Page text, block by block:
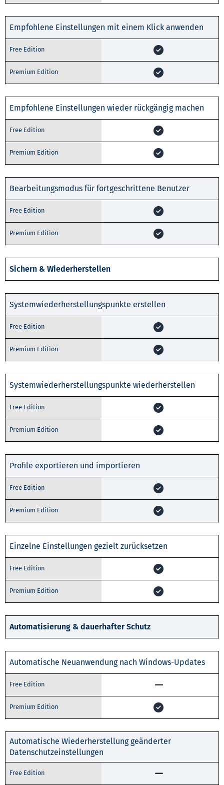
Empfohlene Einstellungen mit einem Klick anwenden
Empfohlene Einstellungen wieder rückgängig machen
Bearbeitungsmodus für fortgeschrittene Benutzer
Sichern & Wiederherstellen
Systemwiederherstellungspunkte erstellen
Systemwiederherstellungspunkte wiederherstellen
Profile exportieren und importieren
Einzelne Einstellungen gezielt zurücksetzen
Automatisierung & dauerhafter Schutz
Automatische Neuanwendung nach Windows-Updates
Automatische Wiederherstellung geänderter
Datenschutzeinstellungen